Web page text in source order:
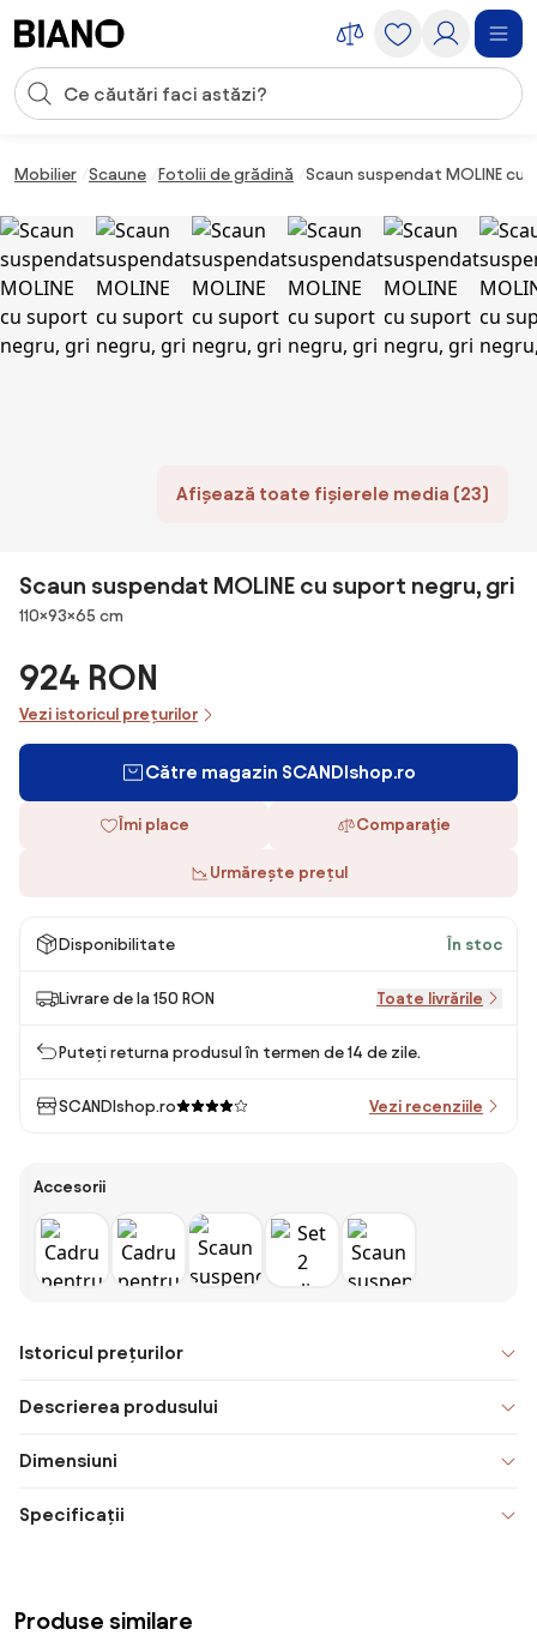
Introducerea căutării
Mobilier Scaune Fotolii de grădină Scaun suspendat MOLINE cu
Afișează toate fișierele media (23)
Scaun suspendat MOLINE cu suport negru, gri
Dimensiuni
110×93×65 cm
924 RON
Vezi istoricul prețurilor
Către magazin SCANDIshop.ro
Îmi place Comparaţie
Urmărește prețul
Disponibilitate În stoc
Livrare de la 150 RON Toate livrările
Puteți returna produsul în termen de 14 de zile.
SCANDIshop.ro Vezi recenziile
Accesorii
Istoricul prețurilor
Descrierea produsului
Dimensiuni
Specificații
Produse similare